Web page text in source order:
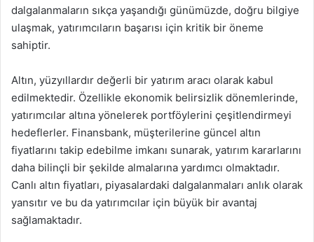
dalgalanmaların sıkça yaşandığı günümüzde, doğru bilgiye
ulaşmak, yatırımcıların başarısı için kritik bir öneme
sahiptir.
Altın, yüzyıllardır değerli bir yatırım aracı olarak kabul
edilmektedir. Özellikle ekonomik belirsizlik dönemlerinde,
yatırımcılar altına yönelerek portföylerini çeşitlendirmeyi
hedeflerler. Finansbank, müşterilerine güncel altın
fiyatlarını takip edebilme imkanı sunarak, yatırım kararlarını
daha bilinçli bir şekilde almalarına yardımcı olmaktadır.
Canlı altın fiyatları, piyasalardaki dalgalanmaları anlık olarak
yansıtır ve bu da yatırımcılar için büyük bir avantaj
sağlamaktadır.